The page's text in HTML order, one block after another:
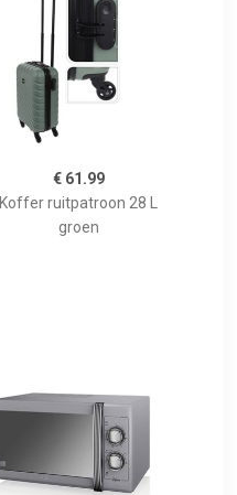
€ 61.99
Koffer ruitpatroon 28 L
groen